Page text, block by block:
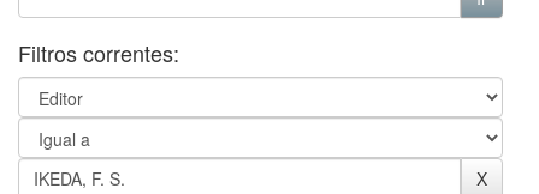
Filtros correntes: